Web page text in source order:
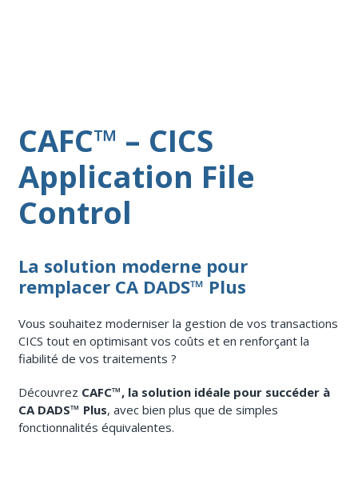
CAFC™ – CICS
Application File
Control
La solution moderne pour
remplacer CA DADS™ Plus
Vous souhaitez moderniser la gestion de vos transactions
CICS tout en optimisant vos coûts et en renforçant la
fiabilité de vos traitements ?
Découvrez CAFC™, la solution idéale pour succéder à
CA DADS™ Plus, avec bien plus que de simples
fonctionnalités équivalentes.